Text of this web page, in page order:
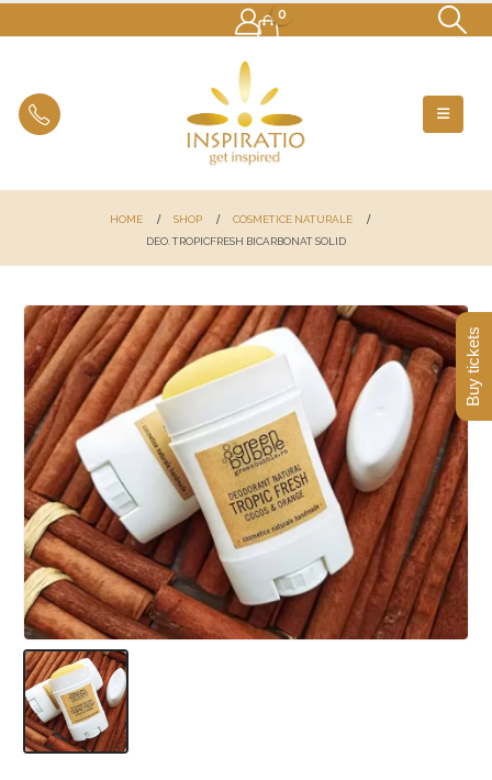
0
HOME SHOP
COSMETICE NATURALE
DEO. TROPICFRESH BICARBONAT SOLID
Buy tickets